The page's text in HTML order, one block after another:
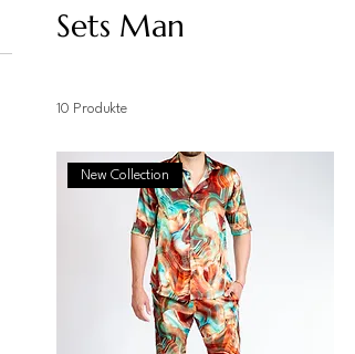
Sets Man
10 Produkte
New Collection